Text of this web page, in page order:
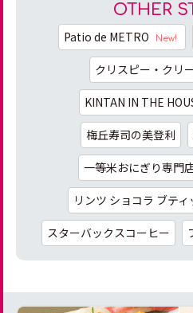
OTHER
Patio de METRO New!
クリスピー・クリ
KINTAN IN THE
梅丘寿司の美登利
一等米おにぎり専
リンツ ショコラ ブティ
スターバックスコーヒー